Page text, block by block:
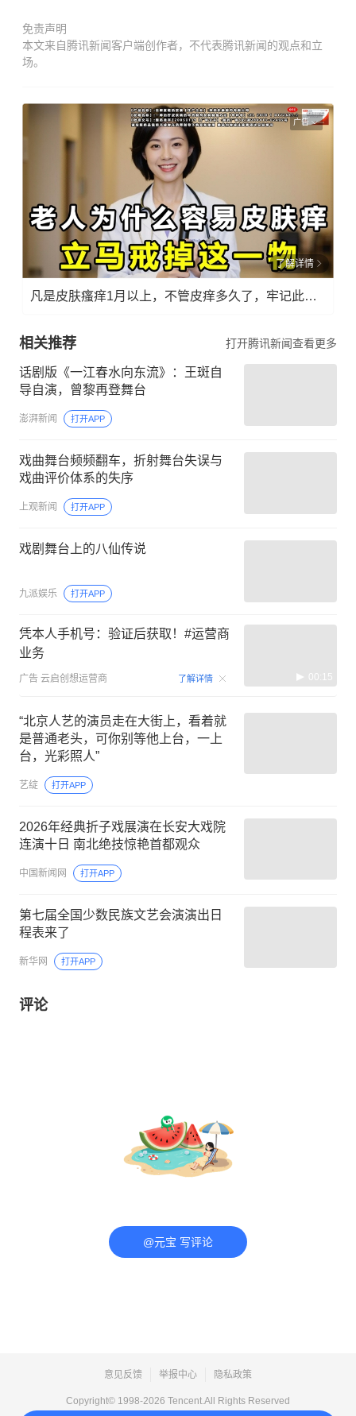
免责声明
本文来自腾讯新闻客户端创作者，不代表腾讯新闻的观点和立
场。
广告
了解详情
凡是皮肤瘙痒1月以上，不管皮痒多久了，牢记此法，快！准！狠！
相关推荐 打开腾讯新闻查看更多
话剧版《一江春水向东流》：王斑自
导自演，曾黎再登舞台
澎湃新闻 打开APP
戏曲舞台频频翻车，折射舞台失误与
戏曲评价体系的失序
上观新闻 打开APP
戏剧舞台上的八仙传说
九派娱乐 打开APP
凭本人手机号：验证后获取！#运营商
业务
广告 云启创想运营商 了解详情 00:15
“北京人艺的演员走在大街上，看着就
是普通老头，可你别等他上台，一上
台，光彩照人”
艺绽 打开APP
2026年经典折子戏展演在长安大戏院
连演十日 南北绝技惊艳首都观众
中国新闻网 打开APP
第七届全国少数民族文艺会演演出日
程表来了
新华网 打开APP
评论
@元宝 写评论
意见反馈 举报中心 隐私政策
Copyright© 1998-2026 Tencent.All Rights Reserved